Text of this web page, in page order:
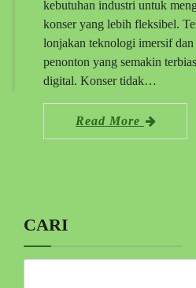
kebutuhan industri untuk
konser yang lebih fleksibel.
lonjakan teknologi imersif
penonton yang semakin
digital. Konser tidak…
Read More
CARI